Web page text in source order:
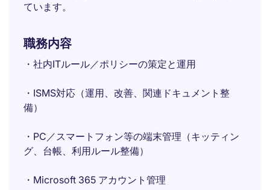
ています。
職務内容
・社内ITルール／ポリシーの策定と運用
・ISMS対応（運用、改善、関連ドキュメント整
備）
・PC／スマートフォン等の端末管理（キッティン
グ、台帳、利用ルール整備）
・Microsoft 365 アカウント管理